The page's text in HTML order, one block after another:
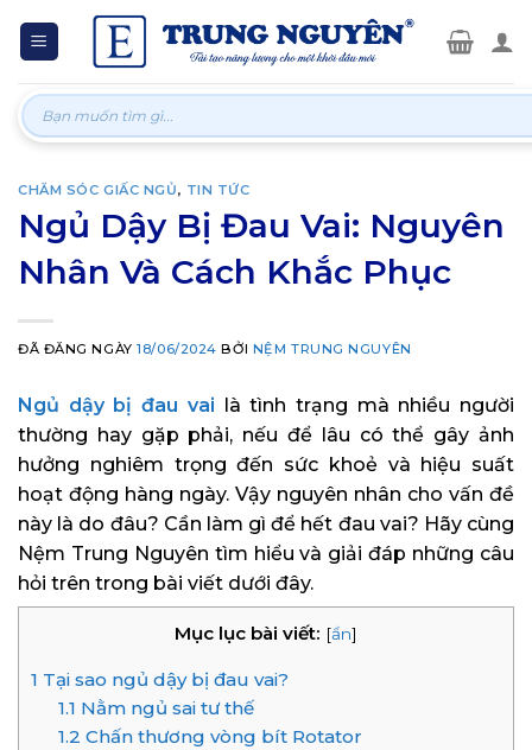
Tìm
kiếm:
CHĂM SÓC GIẤC NGỦ, TIN TỨC
Ngủ Dậy Bị Đau Vai: Nguyên
Nhân Và Cách Khắc Phục
ĐÃ ĐĂNG NGÀY18/06/2024 BỞI NỆM TRUNG NGUYÊN
Ngủ dậy bị đau vai là tình trạng mà nhiều người
thường hay gặp phải, nếu để lâu có thể gây ảnh
hưởng nghiêm trọng đến sức khoẻ và hiệu suất
hoạt động hàng ngày. Vậy nguyên nhân cho vấn đề
này là do đâu? Cần làm gì để hết đau vai? Hãy cùng
Nệm Trung Nguyên tìm hiểu và giải đáp những câu
hỏi trên trong bài viết dưới đây.
Mục lục bài viết: [ẩn]
1 Tại sao ngủ dậy bị đau vai?
1.1 Nằm ngủ sai tư thế
1.2 Chấn thương vòng bít Rotator